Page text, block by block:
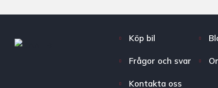
Köp bil
Frågor och svar
Kontakta oss